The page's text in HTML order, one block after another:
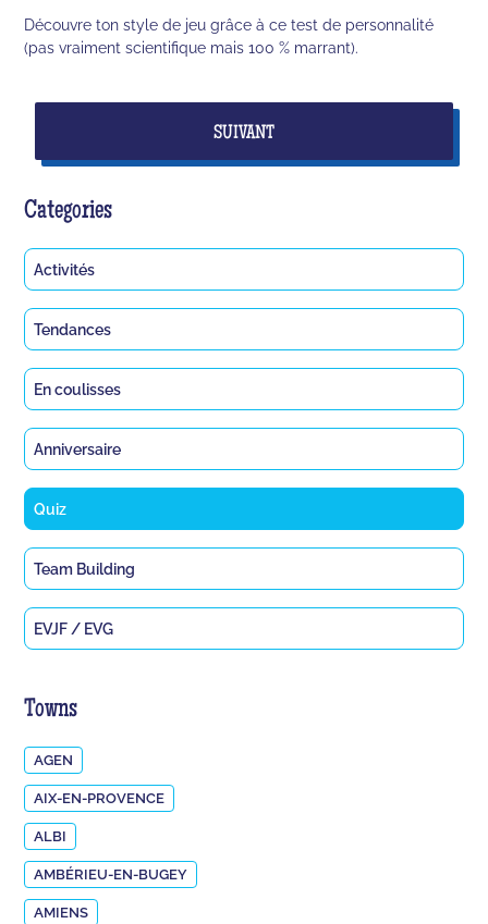
Découvre ton style de jeu grâce à ce test de personnalité
(pas vraiment scientifique mais 100 % marrant).
SUIVANT
Categories
Activités
Tendances
En coulisses
Anniversaire
Quiz
Team Building
EVJF / EVG
Towns
AGEN
AIX-EN-PROVENCE
ALBI
AMBÉRIEU-EN-BUGEY
AMIENS